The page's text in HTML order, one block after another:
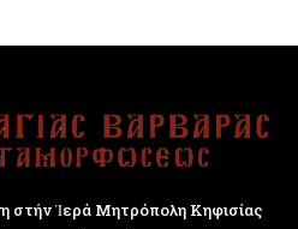
στήν Ἱερά Μητρόπολη Κηφισίας